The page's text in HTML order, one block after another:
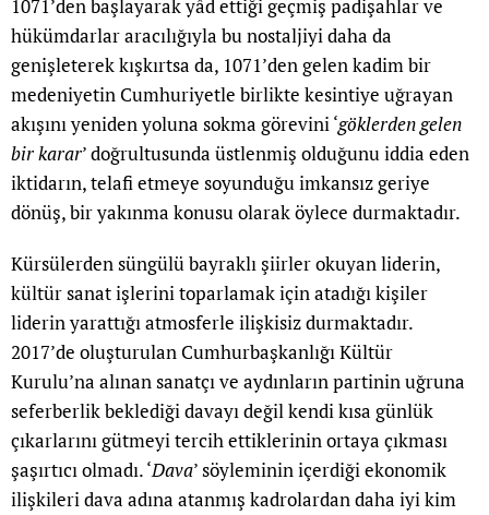
1071’den başlayarak yâd ettiği geçmiş padişahlar ve
hükümdarlar aracılığıyla bu nostaljiyi daha da
genişleterek kışkırtsa da, 1071’den gelen kadim bir
medeniyetin Cumhuriyetle birlikte kesintiye uğrayan
akışını yeniden yoluna sokma görevini ‘göklerden gelen
bir karar’ doğrultusunda üstlenmiş olduğunu iddia eden
iktidarın, telafi etmeye soyunduğu imkansız geriye
dönüş, bir yakınma konusu olarak öylece durmaktadır.
Kürsülerden süngülü bayraklı şiirler okuyan liderin,
kültür sanat işlerini toparlamak için atadığı kişiler
liderin yarattığı atmosferle ilişkisiz durmaktadır.
2017’de oluşturulan Cumhurbaşkanlığı Kültür
Kurulu’na alınan sanatçı ve aydınların partinin uğruna
seferberlik beklediği davayı değil kendi kısa günlük
çıkarlarını gütmeyi tercih ettiklerinin ortaya çıkması
şaşırtıcı olmadı. ‘Dava’ söyleminin içerdiği ekonomik
ilişkileri dava adına atanmış kadrolardan daha iyi kim